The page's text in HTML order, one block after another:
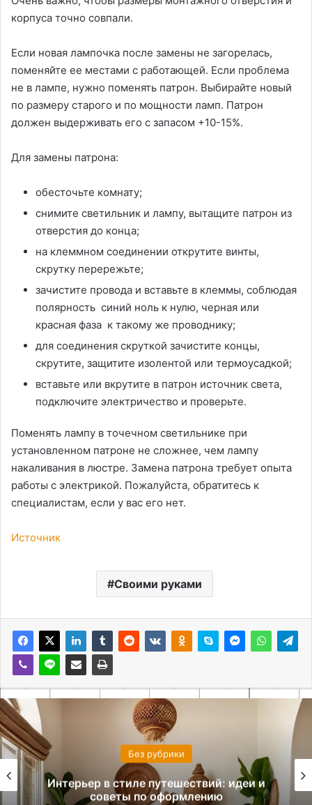
корпуса точно совпали.
Если новая лампочка после замены не загорелась,
поменяйте ее местами с работающей. Если проблема
не в лампе, нужно поменять патрон. Выбирайте новый
по размеру старого и по мощности ламп. Патрон
должен выдерживать его с запасом +10-15%.
Для замены патрона:
обесточьте комнату;
снимите светильник и лампу, вытащите патрон из
отверстия до конца;
на клеммном соединении открутите винты,
скрутку перережьте;
зачистите провода и вставьте в клеммы, соблюдая
полярность синий ноль к нулю, черная или
красная фаза к такому же проводнику;
для соединения скруткой зачистите концы,
скрутите, защитите изолентой или термоусадкой;
вставьте или вкрутите в патрон источник света,
подключите электричество и проверьте.
Поменять лампу в точечном светильнике при
установленном патроне не сложнее, чем лампу
накаливания в люстре. Замена патрона требует опыта
работы с электрикой. Пожалуйста, обратитесь к
специалистам, если у вас его нет.
Источник
Своими руками
Без рубрики
Интерьер в стиле путешествий: идеи и
советы по оформлению